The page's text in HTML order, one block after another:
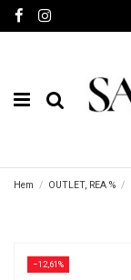
Hem OUTLET, REA %
−12,61%